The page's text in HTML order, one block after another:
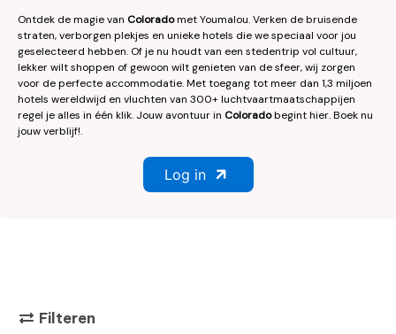
Ontdek de magie van Coloradomet Youmalou. Verken de bruisende
straten, verborgen plekjes en unieke hotels die we speciaal voor jou
geselecteerd hebben. Of je nu houdt van een stedentrip vol cultuur,
lekker wilt shoppen of gewoon wilt genieten van de sfeer, wij zorgen
voor de perfecte accommodatie. Met toegang tot meer dan 1,3 miljoen
hotels wereldwijd en vluchten van 300+ luchtvaartmaatschappijen
regel je alles in één klik. Jouw avontuur in Coloradobegint hier. Boek nu
jouw verblijf!.
Log in
Filteren